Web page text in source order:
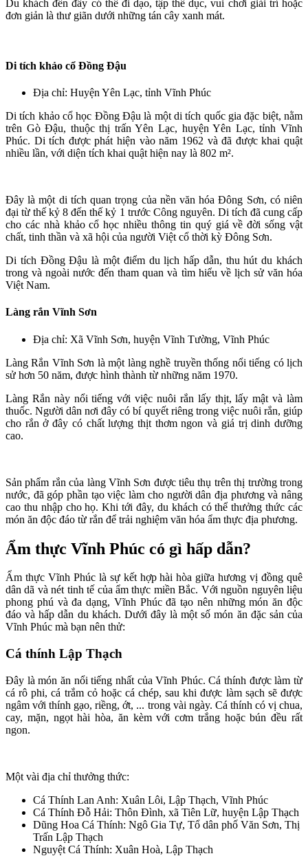
Du khách đến đây có thể đi dạo, tập thể dục, vui chơi giải trí hoặc
đơn giản là thư giãn dưới những tán cây xanh mát.
Di tích khảo cổ Đồng Đậu
Địa chỉ: Huyện Yên Lạc, tỉnh Vĩnh Phúc
Di tích khảo cổ học Đồng Đậu là một di tích quốc gia đặc biệt, nằm
trên Gò Đậu, thuộc thị trấn Yên Lạc, huyện Yên Lạc, tỉnh Vĩnh
Phúc. Di tích được phát hiện vào năm 1962 và đã được khai quật
nhiều lần, với diện tích khai quật hiện nay là 802 m².
Đây là một di tích quan trọng của nền văn hóa Đông Sơn, có niên
đại từ thế kỷ 8 đến thế kỷ 1 trước Công nguyên. Di tích đã cung cấp
cho các nhà khảo cổ học nhiều thông tin quý giá về đời sống vật
chất, tinh thần và xã hội của người Việt cổ thời kỳ Đông Sơn.
Di tích Đồng Đậu là một điểm du lịch hấp dẫn, thu hút du khách
trong và ngoài nước đến tham quan và tìm hiểu về lịch sử văn hóa
Việt Nam.
Làng rắn Vĩnh Sơn
Địa chỉ: Xã Vĩnh Sơn, huyện Vĩnh Tường, Vĩnh Phúc
Làng Rắn Vĩnh Sơn là một làng nghề truyền thống nổi tiếng có lịch
sử hơn 50 năm, được hình thành từ những năm 1970.
Làng Rắn này nổi tiếng với việc nuôi rắn lấy thịt, lấy mật và làm
thuốc. Người dân nơi đây có bí quyết riêng trong việc nuôi rắn, giúp
cho rắn ở đây có chất lượng thịt thơm ngon và giá trị dinh dưỡng
cao.
Sản phẩm rắn của làng Vĩnh Sơn được tiêu thụ trên thị trường trong
nước, đã góp phần tạo việc làm cho người dân địa phương và nâng
cao thu nhập cho họ. Khi tới đây, du khách có thể thưởng thức các
món ăn độc đáo từ rắn để trải nghiệm văn hóa ẩm thực địa phương.
Ẩm thực Vĩnh Phúc có gì hấp dẫn?
Ẩm thực Vĩnh Phúc là sự kết hợp hài hòa giữa hương vị đồng quê
dân dã và nét tinh tế của ẩm thực miền Bắc. Với nguồn nguyên liệu
phong phú và đa dạng, Vĩnh Phúc đã tạo nên những món ăn độc
đáo và hấp dẫn du khách. Dưới đây là một số món ăn đặc sản của
Vĩnh Phúc mà bạn nên thử:
Cá thính Lập Thạch
Đây là món ăn nổi tiếng nhất của Vĩnh Phúc. Cá thính được làm từ
cá rô phi, cá trắm cỏ hoặc cá chép, sau khi được làm sạch sẽ được
ngâm với thính gạo, riềng, ớt, ... trong vài ngày. Cá thính có vị chua,
cay, mặn, ngọt hài hòa, ăn kèm với cơm trắng hoặc bún đều rất
ngon.
Một vài địa chỉ thưởng thức:
Cá Thính Lan Anh: Xuân Lôi, Lập Thạch, Vĩnh Phúc
Cá Thính Đỗ Hải: Thôn Đình, xã Tiên Lữ, huyện Lập Thạch
Dũng Hoa Cá Thính: Ngô Gia Tự, Tổ dân phố Văn Sơn, Thị
Trấn Lập Thạch
Nguyệt Cá Thính: Xuân Hoà, Lập Thạch